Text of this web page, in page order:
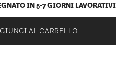
IN 5-7 GIORNI LAVORATIVI
AL CARRELLO